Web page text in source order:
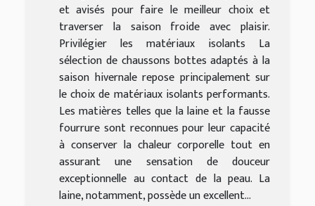
et avisés pour faire le meilleur choix et
traverser la saison froide avec plaisir.
Privilégier les matériaux isolants La
sélection de chaussons bottes adaptés à la
saison hivernale repose principalement sur
le choix de matériaux isolants performants.
Les matières telles que la laine et la fausse
fourrure sont reconnues pour leur capacité
à conserver la chaleur corporelle tout en
assurant une sensation de douceur
exceptionnelle au contact de la peau. La
laine, notamment, possède un excellent...